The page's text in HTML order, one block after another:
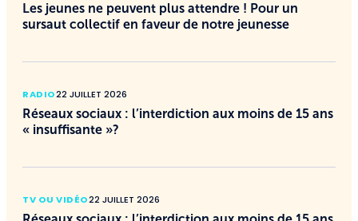
Les jeunes ne peuvent plus attendre ! Pour un
sursaut collectif en faveur de notre jeunesse
RADIO22 JUILLET 2026
Réseaux sociaux : l’interdiction aux moins de 15 ans
« insuffisante »?
TV OU VIDÉO22 JUILLET 2026